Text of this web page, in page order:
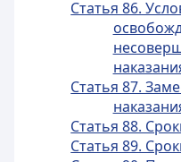
Статья 86.
Статья 87.
Статья 88.
Статья 89.